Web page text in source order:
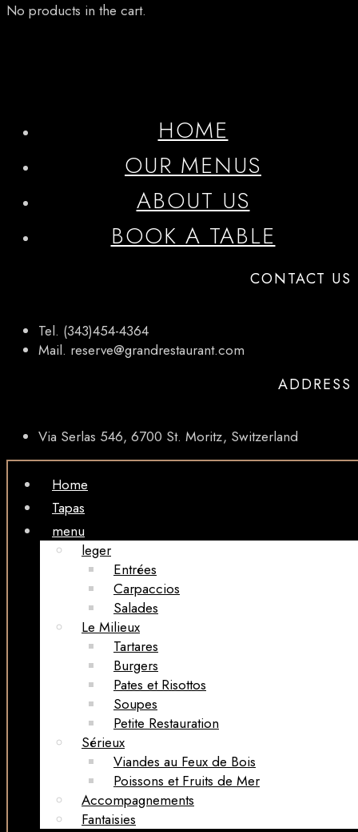
No products in the cart.
HOME
OUR MENUS
ABOUT US
BOOK A TABLE
CONTACT US
Tel. (343)454-4364
Mail. reserve@grandrestaurant.com
ADDRESS
Via Serlas 546, 6700 St. Moritz, Switzerland
Home
Tapas
menu
leger
Entrées
Carpaccios
Salades
Le Milieux
Tartares
Burgers
Pates et Risottos
Soupes
Petite Restauration
Sérieux
Viandes au Feux de Bois
Poissons et Fruits de Mer
Accompagnements
Fantaisies